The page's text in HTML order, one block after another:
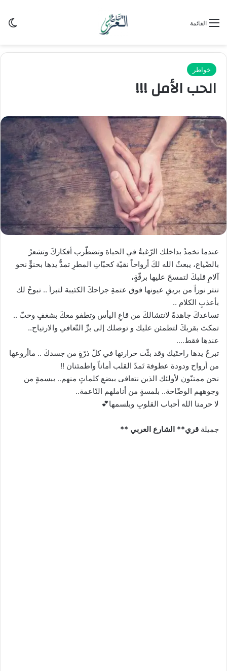
القائمة
خواطر
الحب الأمل !!!
عندما تخمدُ بداخلك الرّغبةُ في الحياة وتضطّرب أفكاركَ وتشعرُ
بالضّياع، يبعثُ الله لكَ أرواحاً نقيّة كحبّاتِ المطرِ تمدُّ يدها بحنوٍّ نحو
آلامِ قلبكَ لتمسحَ عليها برقّةٍ،
تنثر نوراً من بريقِ عيونها فوق عتمةِ جراحكَ الكئيبة لتبرأ .. تبوحُ لك
بأعذبِ الكلام ..
تساعدكَ جاهدةً لانتشالكَ من قاعِ اليأس وتطفو معكَ بشغفٍ وحبّ ..
تمكث بقربكَ لتطمئن عليك و توصلك إلى برِّ التّعافي والارتياح..
عندها فقط….
تبرحُ يدها راحتَيك وقد بثّت حرارتها في كلّ ذرّةٍ من جسدكَ .. ماأروعها
من أرواح ودودة عطوفة تَمدّ القلب أماناً واطمئنان !!
نحن ممتنّون لأولئك الذين نتعافى ببضعِ كلماتٍ منهم.. ببسمةٍ من
وجوههم الوضّاحة.. بلمسةٍ من أناملهم النّاعمة..
لا حرمنا الله أحباب القلوبِ وبلسمها💕
جميلة قري** الشارع العربي **